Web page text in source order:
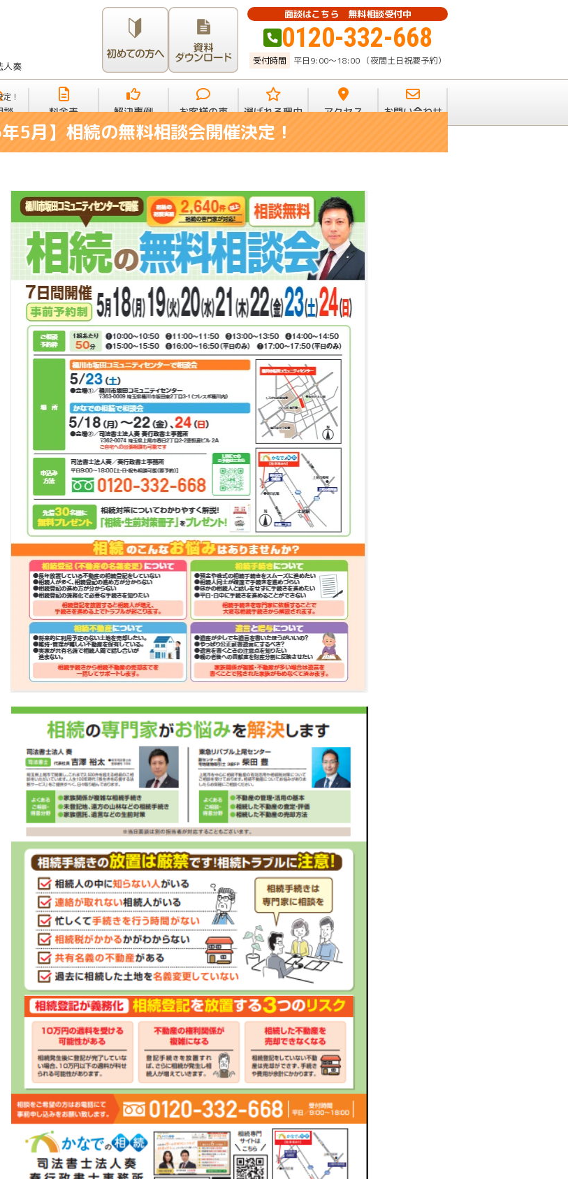
人奏
面談はこちら 無料相談受付中
0120-332-668
受付時間 平日9:00～18:00 （夜間土日祝要予約）
談 料金表 解決事例 お客様の声 選ばれる理由 アクセス お問い合わせ
！
5月】相続の無料相談会開催決定！